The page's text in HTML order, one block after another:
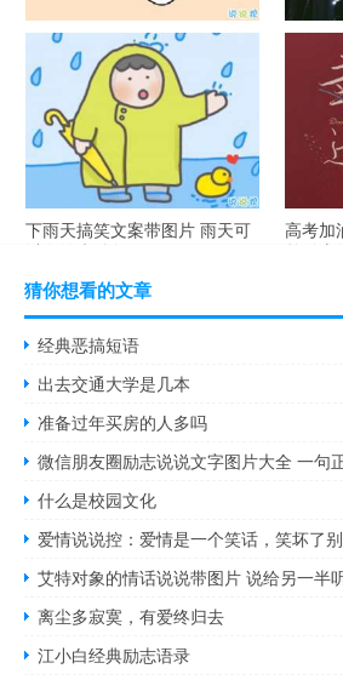
谐音梗土味情话大全带图片 油
腻搞笑的土味情话
很酷的
气说
下雨天搞笑文案带图片 雨天可
以发的幽默句子
高考加
单励志
猜你想看的文章
经典恶搞短语
出去交通大学是几本
准备过年买房的人多吗
微信朋友圈励志说说文字图片大全 一句
什么是校园文化
爱情说说控：爱情是一个笑话，笑坏了
艾特对象的情话说说带图片 说给另一半
离尘多寂寞，有爱终归去
江小白经典励志语录